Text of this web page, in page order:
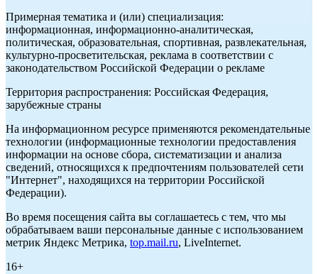
Примерная тематика и (или) специализация:
информационная, информационно-аналитическая,
политическая, образовательная, спортивная, развлекательная,
культурно-просветительская, реклама в соответствии с
законодательством Российской Федерации о рекламе
Территория распространения: Российская Федерация,
зарубежные страны
На информационном ресурсе применяются рекомендательные
технологии (информационные технологии предоставления
информации на основе сбора, систематизации и анализа
сведений, относящихся к предпочтениям пользователей сети
"Интернет", находящихся на территории Российской
Федерации).
Во время посещения сайта вы соглашаетесь с тем, что мы
обрабатываем ваши персональные данные с использованием
метрик Яндекс Метрика, top.mail.ru, LiveInternet.
16+